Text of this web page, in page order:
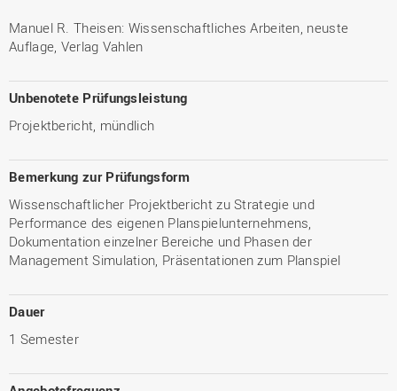
Manuel R. Theisen: Wissenschaftliches Arbeiten, neuste
Auflage, Verlag Vahlen
Unbenotete Prüfungsleistung
Projektbericht, mündlich
Bemerkung zur Prüfungsform
Wissenschaftlicher Projektbericht zu Strategie und
Performance des eigenen Planspielunternehmens,
Dokumentation einzelner Bereiche und Phasen der
Management Simulation, Präsentationen zum Planspiel
Dauer
1 Semester